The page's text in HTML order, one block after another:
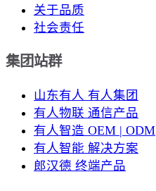
关于品质
社会责任
集团站群
山东有人 有人集团
有人物联 通信产品
有人智造 OEM | ODM
有人智能 解决方案
郎汉德 终端产品